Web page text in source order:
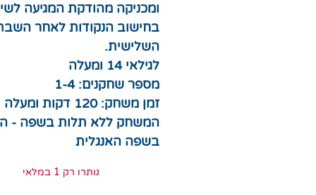
ומכניקה מהודקת המגיעה
בחישוב הנקודות לאחר
השלישית.
לגילאי 14 ומעלה
מספר שחקנים: 1-4
זמן משחק: 120 דקות ומעלה
המשחק ללא תלות בשפה -
בשפה האנגלית
נותרו רק 1 במלאי